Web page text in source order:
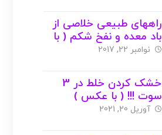
راههای طبیعی خلاصی از
باد معده و نفخ شکم ( با
عکس )
نوامبر 22, 2017
خشک کردن خلط در 3
سوت !!! ( با عکس )
آوریل 20, 2021